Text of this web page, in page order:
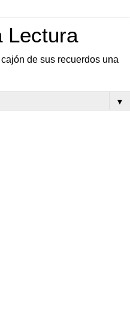
Lectura
de sus recuerdos una
▼